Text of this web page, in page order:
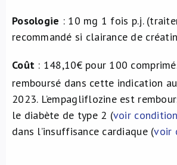
Posologie : 10 mg 1 fois p.j.
recommandé si clairance de
Coût : 148,10€ pour 100
remboursé dans cette indication
2023. L’empagliflozine est
le diabète de type 2 (voir
dans l’insuffisance cardiaque (voir